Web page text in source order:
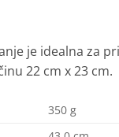
je idealna za
22 cm x 23 cm.
350 g